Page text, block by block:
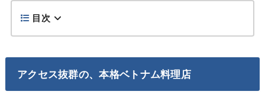
目次
アクセス抜群の、本格ベトナム料理店